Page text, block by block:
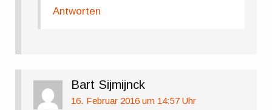
Antworten
Bart Sijmijnck
16. Februar 2016 um 14:57 Uhr